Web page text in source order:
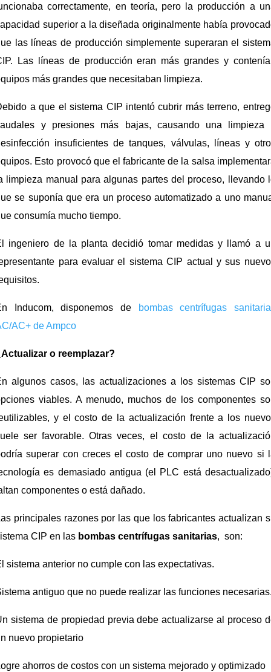
correctamente, en teoría, pero la producción a
superior a la diseñada originalmente había
las líneas de producción simplemente superaran el
Las líneas de producción eran más grandes y
más grandes que necesitaban limpieza.
a que el sistema CIP intentó cubrir más terreno,
y presiones más bajas, causando una limpieza
insuficientes de tanques, válvulas, líneas y
Esto provocó que el fabricante de la salsa
limpieza manual para algunas partes del proceso, llevando
se suponía que era un proceso automatizado a uno
consumía mucho tiempo.
ingeniero de la planta decidió tomar medidas y llamó a
para evaluar el sistema CIP actual y sus
Inducom, disponemos de
bombas centrífugas
AC+ de Ampco
o reemplazar?
algunos casos, las actualizaciones a los sistemas CIP
viables. A menudo, muchos de los componentes
y el costo de la actualización frente a los
ser favorable. Otras veces, el costo de la
superar con creces el costo de comprar uno nuevo si
es demasiado antigua (el PLC está
componentes o está dañado.
principales razones por las que los fabricantes actualizan
CIP en las bombas centrífugas sanitarias, son:
sistema anterior no cumple con las expectativas.
antiguo que no puede realizar las funciones
sistema de propiedad previa debe actualizarse al proceso
nuevo propietario
ahorros de costos con un sistema mejorado y optimizado